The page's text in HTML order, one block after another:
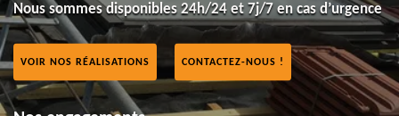
Nous sommes disponibles 24h/24 et 7j/7 en cas d’urgence
VOIR NOS RÉALISATIONS CONTACTEZ-NOUS !